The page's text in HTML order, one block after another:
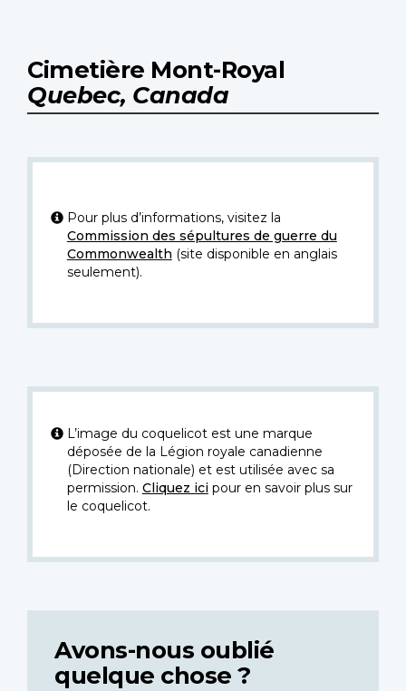
Cimetière Mont-Royal
Quebec, Canada
Pour plus d’informations, visitez la
Commission des sépultures de guerre du
Commonwealth (site disponible en anglais
seulement).
L’image du coquelicot est une marque
déposée de la Légion royale canadienne
(Direction nationale) et est utilisée avec sa
permission. Cliquez icipour en savoir plus sur
le coquelicot.
Avons-nous oublié
quelque chose ?